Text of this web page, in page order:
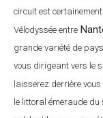
circuit est
Vélodyssée entre
grande variété de
vous dirigeant vers le
laisserez derrière
le littoral émeraude